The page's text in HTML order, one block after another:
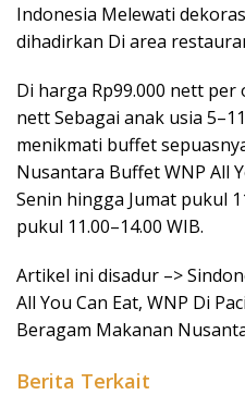
Indonesia Melewati
dihadirkan Di area
Di harga Rp99.000 nett per
nett Sebagai anak usia
menikmati buffet
Nusantara Buffet WNP All
Senin hingga Jumat pukul
pukul 11.00–14.00 WIB.
Artikel ini disadur –>
All You Can Eat, WNP Di
Beragam Makanan
Berita Terkait